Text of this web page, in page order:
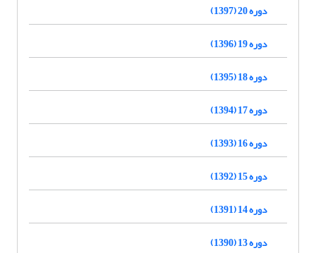
دوره 20 (1397)
دوره 19 (1396)
دوره 18 (1395)
دوره 17 (1394)
دوره 16 (1393)
دوره 15 (1392)
دوره 14 (1391)
دوره 13 (1390)